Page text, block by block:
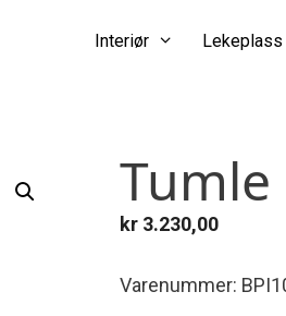
Interiør Lekeplass
kr3.230,00
Varenummer: